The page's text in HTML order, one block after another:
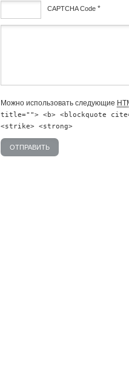
CAPTCHA Code *
Можно использовать следующие
title=""> <b> <blockquote
<strike> <strong>